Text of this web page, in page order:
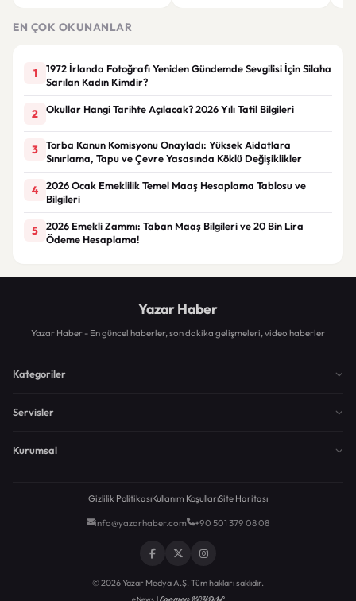
EN ÇOK OKUNANLAR
1
1972 İrlanda Fotoğrafı Yeniden Gündemde Sevgilisi İçin Silaha
Sarılan Kadın Kimdir?
2 Okullar Hangi Tarihte Açılacak? 2026 Yılı Tatil Bilgileri
3
Torba Kanun Komisyonu Onayladı: Yüksek Aidatlara
Sınırlama, Tapu ve Çevre Yasasında Köklü Değişiklikler
4
2026 Ocak Emeklilik Temel Maaş Hesaplama Tablosu ve
Bilgileri
5
2026 Emekli Zammı: Taban Maaş Bilgileri ve 20 Bin Lira
Ödeme Hesaplama!
Yazar Haber
Yazar Haber - En güncel haberler, son dakika gelişmeleri, video haberler
Kategoriler
Servisler
Kurumsal
Gizlilik PolitikasıKullanım KoşullarıSite Haritası
info@yazarhaber.com +90 501 379 08 08
© 2026 Yazar Medya A.Ş. Tüm hakları saklıdır.
eNews |Egemen KEYDAL